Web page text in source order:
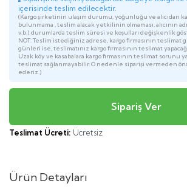
içerisinde teslim edilecektir.
(Kargo şirketinin ulaşım durumu, yoğunluğu ve alıcıdan
bulunmama , teslim alacak yetkilinin olmaması, alıcının
v.b.) durumlarda teslim süresi ve koşulları değişkenlik
NOT: Teslim istediğiniz adrese, kargo firmasının teslimat
günleri ise, teslimatınız kargo firmasının teslimat
Uzak köy ve kasabalara kargo firmasının teslimat sorunu
teslimat sağlanmayabilir. O nedenle siparişi vermeden
ederiz.)
Teslimat Ücreti: Ücretsiz
Ürün Detayları